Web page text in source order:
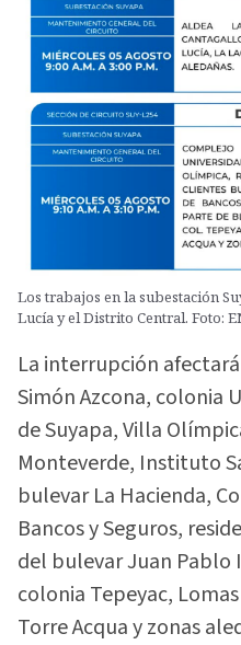
Los trabajos en la subestación
Lucía y el Distrito Central. Foto:
La interrupción
Simón Azcona, colonia
de Suyapa, Villa
Monteverde, Instituto
bulevar La Hacienda,
Bancos y Seguros,
del bulevar Juan Pablo
colonia Tepeyac,
Torre Acqua y zonas